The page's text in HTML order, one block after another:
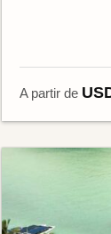
A partir de